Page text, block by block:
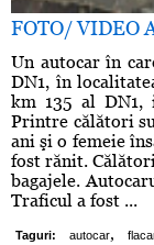
FOTO/ VIDEO
Un autocar în
DN1, în
km 135 al DN1,
Printre călători
ani şi o femeie
fost rănit.
bagajele.
Traficul a fost ...
Taguri: autocar,